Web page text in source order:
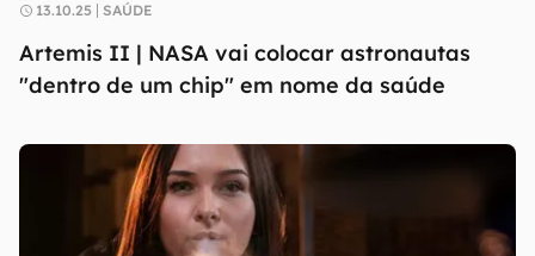
13.10.25 SAÚDE
Artemis II | NASA vai colocar astronautas
"dentro de um chip" em nome da saúde